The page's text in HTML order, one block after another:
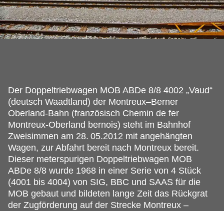
Der Doppeltriebwagen MOB ABDe 8/8 4002 „Vaud“
(deutsch Waadtland) der Montreux–Berner
Oberland-Bahn (französisch Chemin de fer
Montreux-Oberland bernois) steht im Bahnhof
Zweisimmen am 28. 05.2012 mit angehängten
Wagen, zur Abfahrt bereit nach Montreux bereit.
Dieser meterspurigen Doppeltriebwagen MOB
ABDe 8/8 wurde 1968 in einer Serie von 4 Stück
(4001 bis 4004) von SIG, BBC und SAAS für die
MOB gebaut und bildeten lange Zeit das Rückgrat
der Zugförderung auf der Strecke Montreux –